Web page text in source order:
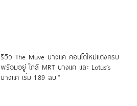
รีวิว The Muve บางแค คอนโดใหม่แต่งครบ
พร้อมอยู่ ใกล้ MRT บางแค และ Lotus’s
บางแค เริ่ม 1.89 ลบ.*